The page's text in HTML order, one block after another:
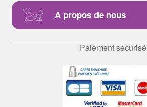
A propos de nous
Paiement sécurisé